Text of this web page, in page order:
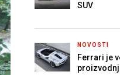
SUV
NOVOSTI
Ferrari je